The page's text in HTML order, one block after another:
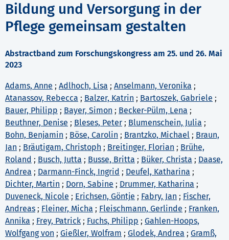
Bildung und Versorgung in der
Pflege gemeinsam gestalten
Abstractband zum Forschungskongress am 25. und 26. Mai
2023
Adams, Anne ; Adlhoch, Lisa ; Anselmann, Veronika ;
Atanassov, Rebecca ; Balzer, Katrin ; Bartoszek, Gabriele ;
Bauer, Philipp ; Bayer, Simon ; Becker-Pülm, Lena ;
Beuthner, Denise ; Bleses, Peter ; Blumenschein, Julia ;
Bohn, Benjamin ; Böse, Carolin ; Brantzko, Michael ; Braun,
Jan ; Bräutigam, Christoph ; Breitinger, Florian ; Brühe,
Roland ; Busch, Jutta ; Busse, Britta ; Büker, Christa ; Daase,
Andrea ; Darmann-Finck, Ingrid ; Deufel, Katharina ;
Dichter, Martin ; Dorn, Sabine ; Drummer, Katharina ;
Duveneck, Nicole ; Erichsen, Göntje ; Fabry, Jan ; Fischer,
Andreas ; Fleiner, Micha ; Fleischmann, Gerlinde ; Franken,
Annika ; Frey, Patrick ; Fuchs, Philipp ; Gahlen-Hoops,
Wolfgang von ; Gießler, Wolfram ; Glodek, Andrea ; Gramß,